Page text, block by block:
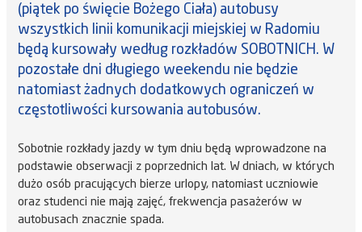
(piątek po święcie Bożego Ciała) autobusy
wszystkich linii komunikacji miejskiej w Radomiu
będą kursowały według rozkładów SOBOTNICH. W
pozostałe dni długiego weekendu nie będzie
natomiast żadnych dodatkowych ograniczeń w
częstotliwości kursowania autobusów.
Sobotnie rozkłady jazdy w tym dniu będą wprowadzone na
podstawie obserwacji z poprzednich lat. W dniach, w których
dużo osób pracujących bierze urlopy, natomiast uczniowie
oraz studenci nie mają zajęć, frekwencja pasażerów w
autobusach znacznie spada.